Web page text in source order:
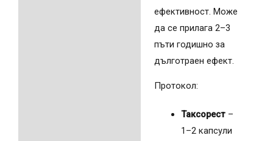
ефективност. Може
да се прилага 2–3
пъти годишно за
дълготраен ефект.
Протокол:
Таксорест–
1–2 капсули